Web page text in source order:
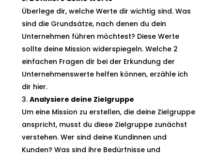
Überlege dir, welche Werte dir wichtig sind. Was
sind die Grundsätze, nach denen du dein
Unternehmen führen möchtest? Diese Werte
sollte deine Mission widerspiegeln. Welche 2
einfachen Fragen dir bei der Erkundung der
Unternehmenswerte helfen können, erzähle ich
dir hier.
Analysiere deine Zielgruppe
Um eine Mission zu erstellen, die deine Zielgruppe
anspricht, musst du diese Zielgruppe zunächst
verstehen. Wer sind deine Kundinnen und
Kunden? Was sind ihre Bedürfnisse und